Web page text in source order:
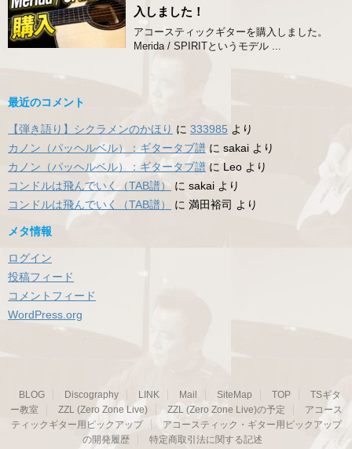
入しました！
アコースティックギターを購入しました。
Merida / SPIRITというモデル ...
最近のコメント
【弾き語り】シクラメンのかほり に 333985 より
カノン（パッヘルベル）：ギタータブ譜 に sakai より
カノン（パッヘルベル）：ギタータブ譜 に Leo より
コンドルは飛んでいく（TAB譜）
に sakai より
コンドルは飛んでいく（TAB譜）
に 満田裕司 より
メタ情報
ログイン
投稿フィード
コメントフィード
WordPress.org
BLOG Discography LINK Mail SiteMap TOP
TSギタ
ー教室
ZZL (Zero Zone Live) ZZL (Zero Zone Live)の予定
アコース
ティックギター用ピックアップ
アコースティック・ギター用ピックアップ
の開発履歴
特定商取引法に関する記述